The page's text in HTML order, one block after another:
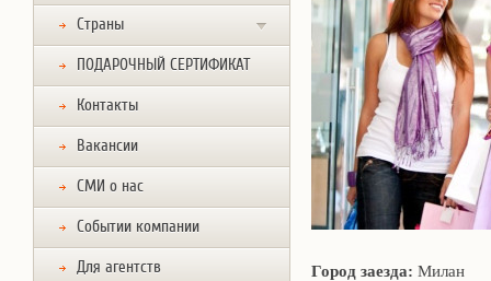
Страны
ПОДАРОЧНЫЙ СЕРТИФИКАТ
Контакты
Вакансии
СМИ о нас
Событии компании
Для агентств Город заезда: Милан